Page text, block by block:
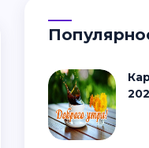
Картинки - С добрым утром